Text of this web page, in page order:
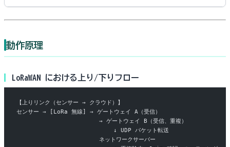
動作原理
LoRaWAN における上り/下りフロー
【上りリンク（センサー → クラウド）】
センサー → [LoRa 無線] → ゲートウェイ A（受信）
                       → ゲートウェイ B（受信、重複）
                           ↓ UDP パケット転送
                       ネットワークサーバー